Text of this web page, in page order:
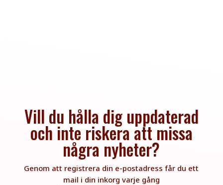
Vill du hålla dig uppdaterad
och inte riskera att missa
några nyheter?
Genom att registrera din e-postadress får du ett
mail i din inkorg varje gång